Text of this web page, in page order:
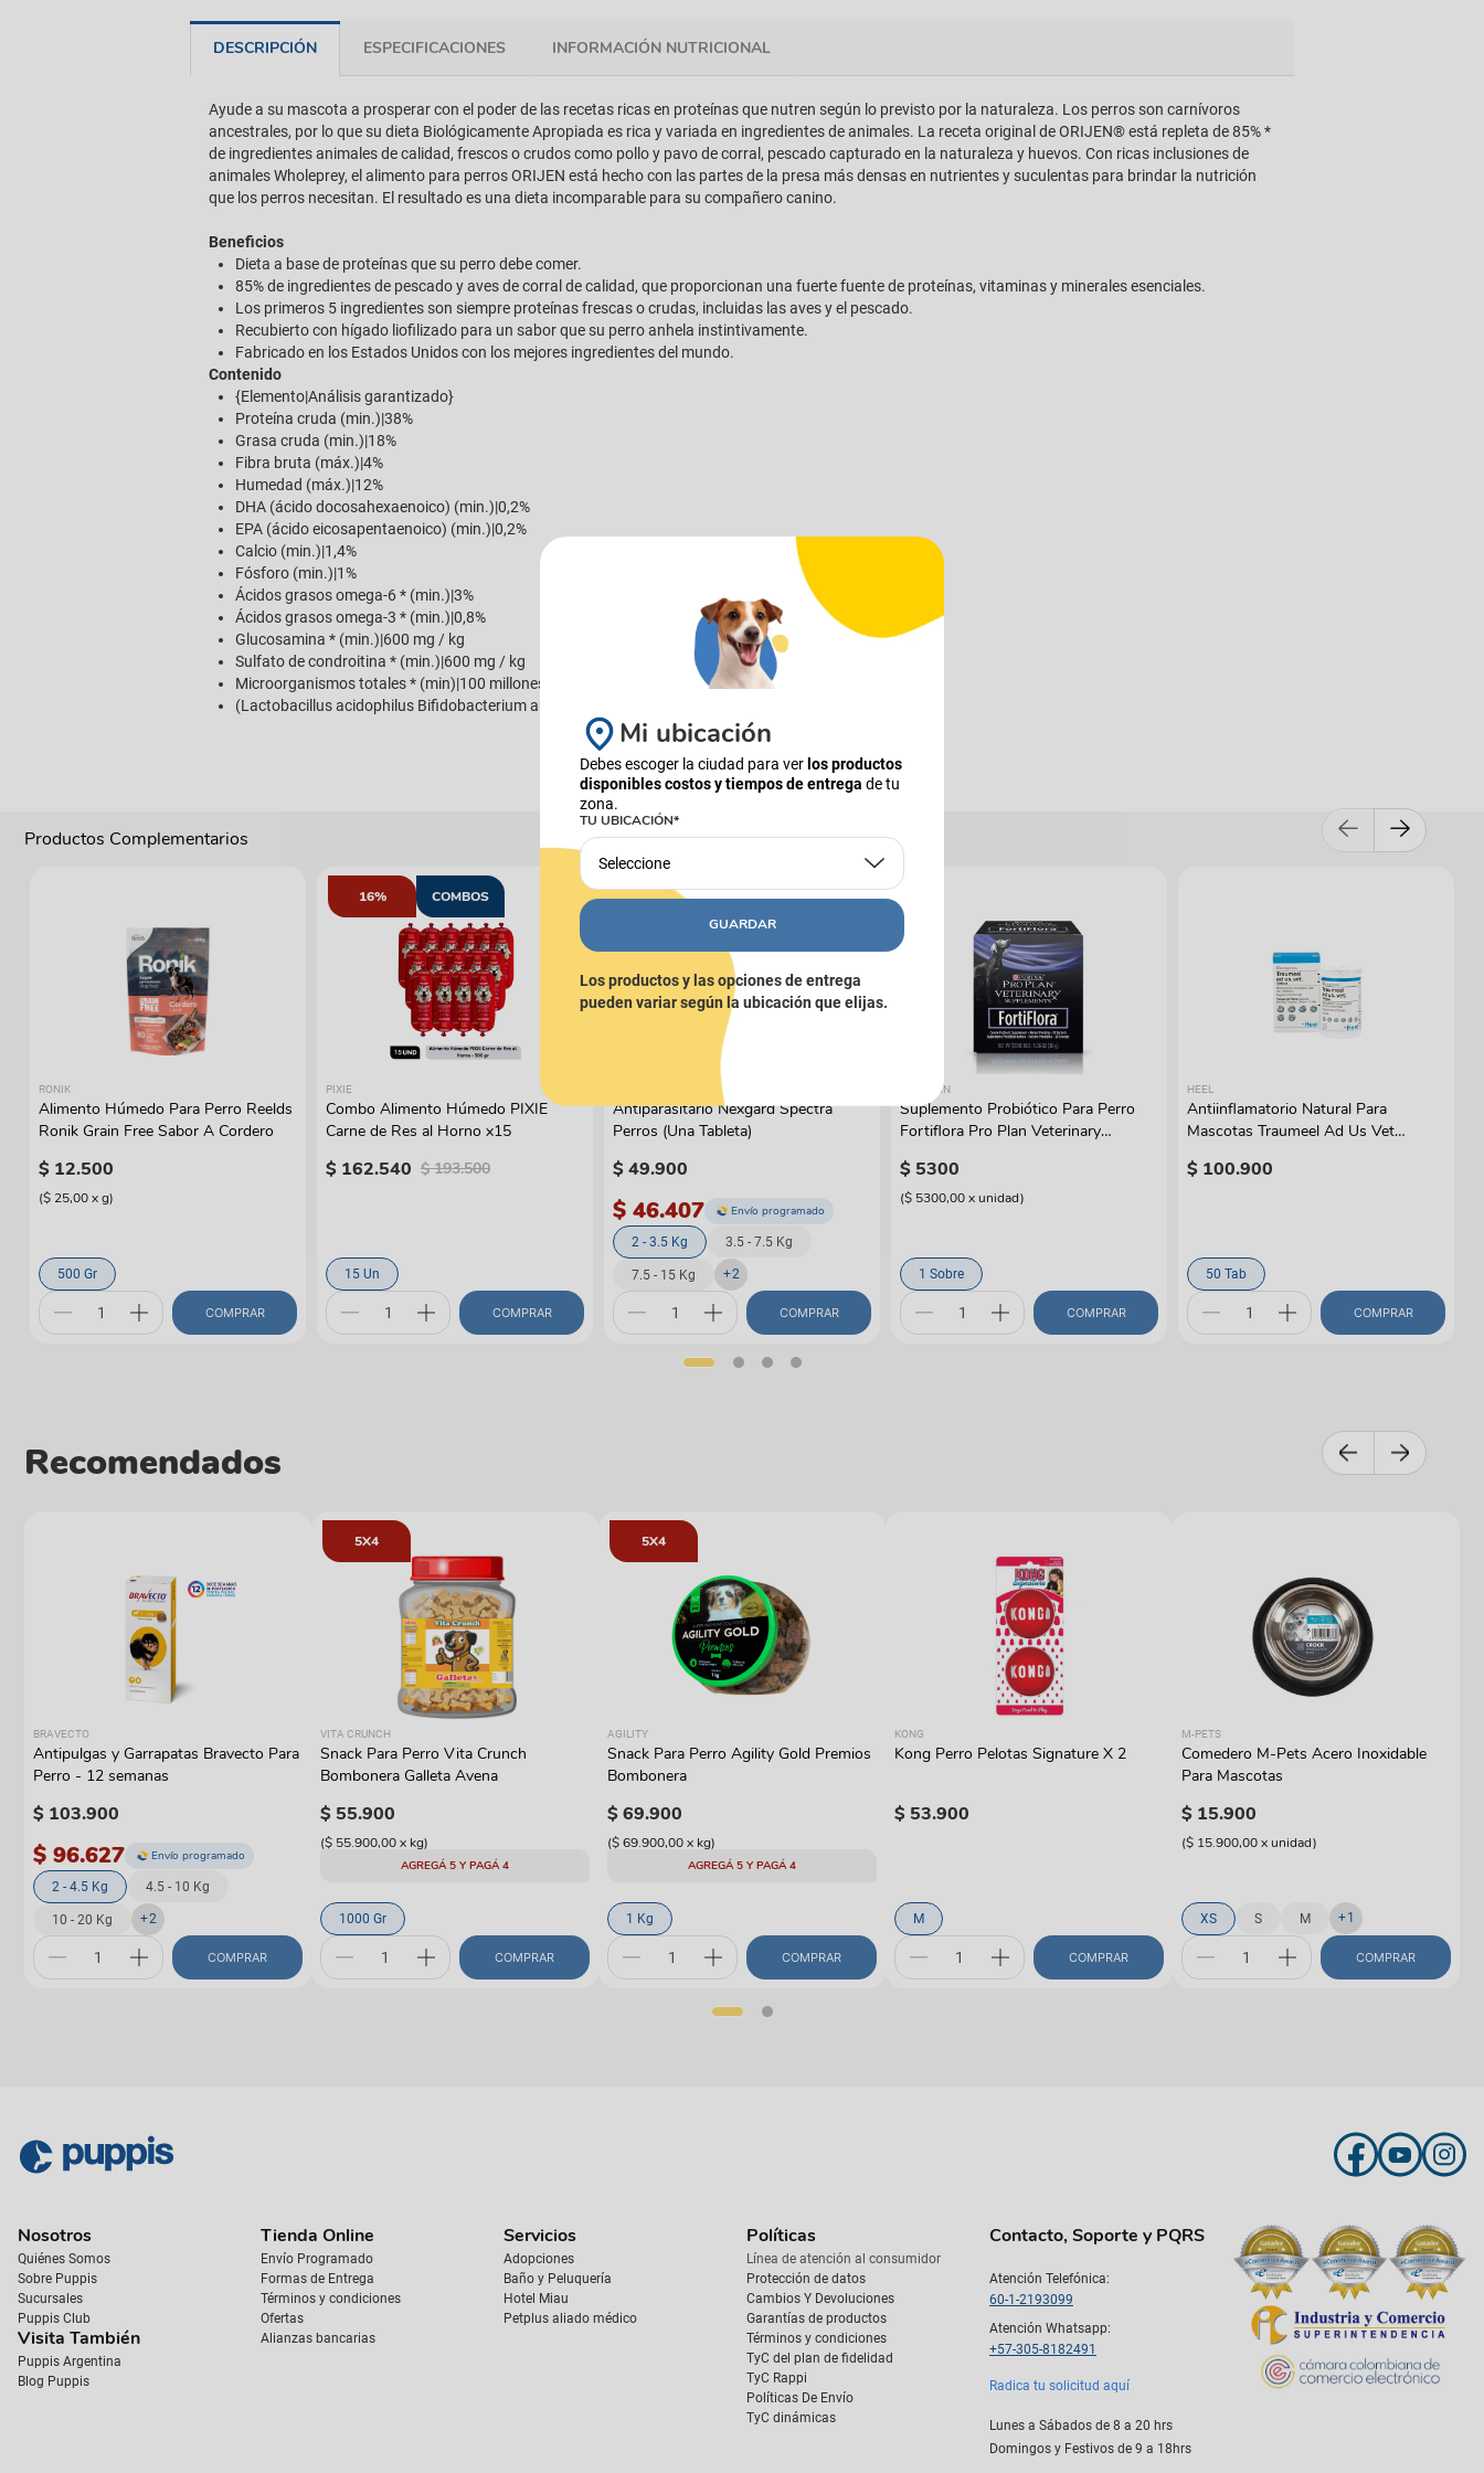
DESCRIPCIÓN ESPECIFICACIONES INFORMACIÓN NUTRICIONAL
Ayude a su mascota a prosperar con el poder de las recetas ricas en proteínas que nutren según lo previsto por la naturaleza. Los perros son carnívoros
ancestrales, por lo que su dieta Biológicamente Apropiada es rica y variada en ingredientes de animales. La receta original de ORIJEN® está repleta de 85% *
de ingredientes animales de calidad, frescos o crudos como pollo y pavo de corral, pescado capturado en la naturaleza y huevos. Con ricas inclusiones de
animales Wholeprey, el alimento para perros ORIJEN está hecho con las partes de la presa más densas en nutrientes y suculentas para brindar la nutrición
que los perros necesitan. El resultado es una dieta incomparable para su compañero canino.
Beneficios
Dieta a base de proteínas que su perro debe comer.
85% de ingredientes de pescado y aves de corral de calidad, que proporcionan una fuerte fuente de proteínas, vitaminas y minerales esenciales.
Los primeros 5 ingredientes son siempre proteínas frescas o crudas, incluidas las aves y el pescado.
Recubierto con hígado liofilizado para un sabor que su perro anhela instintivamente.
Fabricado en los Estados Unidos con los mejores ingredientes del mundo.
Contenido
{Elemento|Análisis garantizado}
Proteína cruda (min.)|38%
Grasa cruda (min.)|18%
Fibra bruta (máx.)|4%
Humedad (máx.)|12%
DHA (ácido docosahexaenoico) (min.)|0,2%
EPA (ácido eicosapentaenoico) (min.)|0,2%
Calcio (min.)|1,4%
Fósforo (min.)|1%
Ácidos grasos omega-6 * (min.)|3%
Ácidos grasos omega-3 * (min.)|0,8%
Glucosamina * (min.)|600 mg / kg
Sulfato de condroitina * (min.)|600 mg / kg
Microorganismos totales * (min)|100 millones de UFC / lb
(Lactobacillus acidophilus Bifidobacterium animalis Lactobacillus casei)|
Productos Complementarios
RONIK
Alimento Húmedo Para Perro Reelds
Ronik Grain Free Sabor A Cordero
$ 12.500
($ 25,00xg)
500 Gr
COMPRAR
COMBOS
16%
PIXIE
Combo Alimento Húmedo PIXIE
Carne de Res al Horno x15
$ 162.540 $ 193.500
15 Un
COMPRAR
Antiparasitario Nexgard Spectra
Perros (Una Tableta)
$49.900
$ 46.407 Envío programado
2 - 3.5 Kg 3.5 - 7.5 Kg
7.5 - 15 Kg +2
COMPRAR
PRO PLAN
Suplemento Probiótico Para Perro
Fortiflora Pro Plan Veterinary
$ 5300
($ 5300,00xunidad)
1 Sobre
COMPRAR
HEEL
Antiinflamatorio Natural Para
Mascotas Traumeel Ad Us Vet
$ 100.900
50 Tab
COMPRAR
Recomendados
BRAVECTO
Antipulgas y Garrapatas Bravecto Para
Perro - 12 semanas
$ 103.900
$ 96.627 Envío programado
2 - 4.5 Kg 4.5 - 10 Kg
10 - 20 Kg +2
COMPRAR
5X4
VITA CRUNCH
Snack Para Perro Vita Crunch
Bombonera Galleta Avena
$ 55.900
($ 55.900,00x kg)
AGREGÁ 5 Y PAGÁ 4
1000 Gr
COMPRAR
5X4
AGILITY
Snack Para Perro Agility Gold Premios
Bombonera
$69.900
($ 69.900,00x kg)
AGREGÁ 5 Y PAGÁ 4
1 Kg
COMPRAR
KONG
Kong Perro Pelotas Signature X 2
$ 53.900
M
COMPRAR
M-PETS
Comedero M-Pets Acero Inoxidable
Para Mascotas
$ 15.900
($ 15.900,00xunidad)
XS S M +1
COMPRAR
Nosotros
Quiénes Somos
Sobre Puppis
Sucursales
Puppis Club
Visita También
Puppis Argentina
Blog Puppis
Tienda Online
Envío Programado
Formas de Entrega
Términos y condiciones
Ofertas
Alianzas bancarias
Servicios
Adopciones
Baño y Peluquería
Hotel Miau
Petplus aliado médico
Políticas
Línea de atención al consumidor
Protección de datos
Cambios Y Devoluciones
Garantías de productos
Términos y condiciones
TyC del plan de fidelidad
TyC Rappi
Políticas De Envío
TyC dinámicas
Contacto, Soporte y PQRS
Atención Telefónica:
60-1-2193099
Atención Whatsapp:
+57-305-8182491
Radica tu solicitud aquí
Lunes a Sábados de 8 a 20 hrs
Domingos y Festivos de 9 a 18hrs
Mi ubicación
Debes escoger la ciudad para verlos productos
disponibles costos y tiempos de entrega de tu
zona.
TU UBICACIÓN*
Seleccione
GUARDAR
Los productos y las opciones de entrega
pueden variar según la ubicación que elijas.